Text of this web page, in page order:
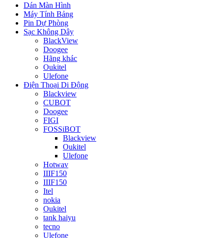
Dán Màn Hình
Máy Tính Bảng
Pin Dự Phòng
Sạc Không Dây
BlackView
Doogee
Hãng khác
Oukitel
Ulefone
Điện Thoại Di Động
Blackview
CUBOT
Doogee
FIGI
FOSSiBOT
Blackview
Oukitel
Ulefone
Hotwav
IIIF150
IIIF150
Itel
nokia
Oukitel
tank haiyu
tecno
Ulefone